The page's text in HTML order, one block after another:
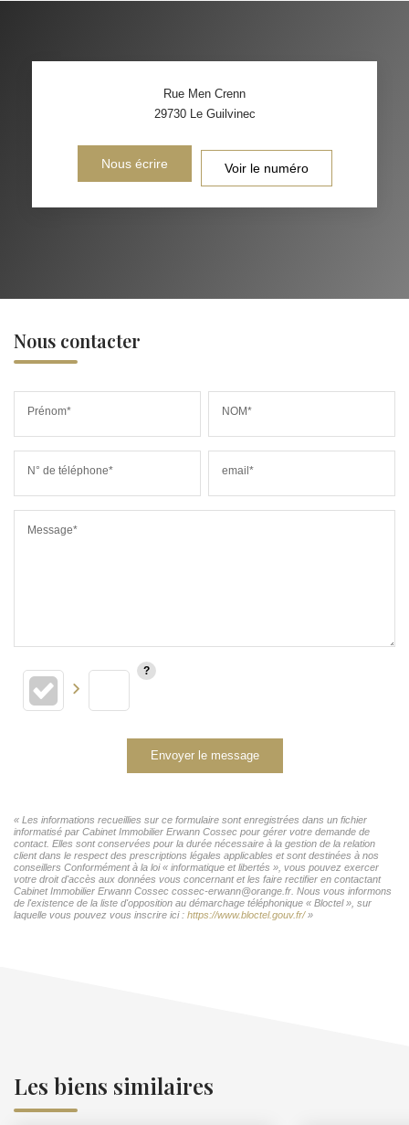
Rue Men Crenn
29730 Le Guilvinec
Nous écrire Voir le numéro
Nous contacter
Prénom* NOM*
N° de téléphone* email*
Message*
Envoyer le message
« Les informations recueillies sur ce formulaire sont enregistrées dans un fichier
informatisé par Cabinet Immobilier Erwann Cossec pour gérer votre demande de
contact. Elles sont conservées pour la durée nécessaire à la gestion de la relation
client dans le respect des prescriptions légales applicables et sont destinées à nos
conseillers Conformément à la loi « informatique et libertés », vous pouvez exercer
votre droit d'accès aux données vous concernant et les faire rectifier en contactant
Cabinet Immobilier Erwann Cossec cossec-erwann@orange.fr. Nous vous informons
de l'existence de la liste d'opposition au démarchage téléphonique « Bloctel », sur
laquelle vous pouvez vous inscrire ici : https://www.bloctel.gouv.fr/»
Les biens similaires